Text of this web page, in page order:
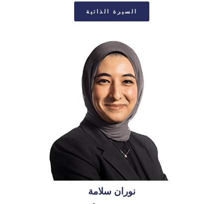
السيرة الذاتية
نوران سلامة